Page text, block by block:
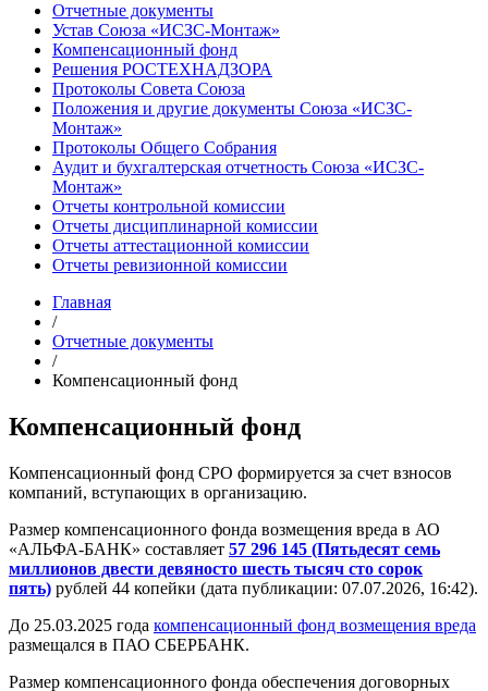
Отчетные документы
Устав Союза «ИСЗС-Монтаж»
Компенсационный фонд
Решения РОСТЕХНАДЗОРА
Протоколы Совета Союза
Положения и другие документы Союза «ИСЗС-
Монтаж»
Протоколы Общего Собрания
Аудит и бухгалтерская отчетность Союза «ИСЗС-
Монтаж»
Отчеты контрольной комиссии
Отчеты дисциплинарной комиссии
Отчеты аттестационной комиссии
Отчеты ревизионной комиссии
Главная
/
Отчетные документы
/
Компенсационный фонд
Компенсационный фонд
Компенсационный фонд СРО формируется за счет взносов
компаний, вступающих в организацию.
Размер компенсационного фонда возмещения вреда в АО
«АЛЬФА-БАНК» составляет 57 296 145 (Пятьдесят семь
миллионов двести девяносто шесть тысяч сто сорок
пять) рублей 44 копейки (дата публикации: 07.07.2026, 16:42).
До 25.03.2025 года компенсационный фонд возмещения вреда
размещался в ПАО СБЕРБАНК.
Размер компенсационного фонда обеспечения договорных